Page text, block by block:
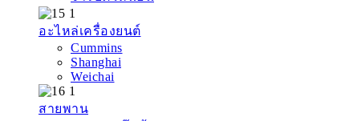
อะไหล่เครื่องยนต์
Cummins
Shanghai
Weichai
สายพาน